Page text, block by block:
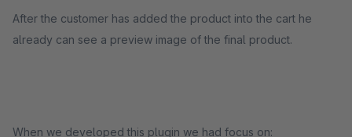
After the customer has added the product into the cart he
already can see a preview image of the final product.
When we developed this plugin we had focus on: